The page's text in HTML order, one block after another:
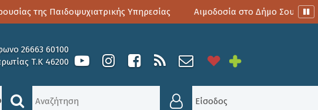
της Παιδοψυχιατρικής Υπηρεσίας Αιμοδοσία στο Δήμο Σουλίου
26663 60100
Τ.Κ 46200
ΕΚΔΉΛΩΣΗΣ ΕΝΔΙΑΦΈΡΟΝΤΟΣ ΓΙΑ ΤΗΝ
Είσοδος